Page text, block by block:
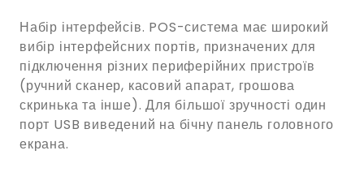
Набір інтерфейсів. POS-система має широкий
вибір інтерфейсних портів, призначених для
підключення різних периферійних пристроїв
(ручний сканер, касовий апарат, грошова
скринька та інше). Для більшої зручності один
порт USB виведений на бічну панель головного
екрана.